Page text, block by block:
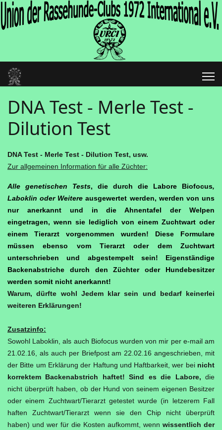
DNA Test - Merle Test -
Dilution Test
DNA Test - Merle Test - Dilution Test, usw.
Zur allgemeinen Information für alle Züchter:
Alle genetischen Tests, die durch die Labore Biofocus,
Laboklin oder Weitere ausgewertet werden, werden von uns
nur anerkannt und in die Ahnentafel der Welpen
eingetragen, wenn sie lediglich von einem Zuchtwart oder
einem Tierarzt vorgenommen wurden! Diese Formulare
müssen ebenso vom Tierarzt oder dem Zuchtwart
unterschrieben und abgestempelt sein! Eigenständige
Backenabstriche durch den Züchter oder Hundebesitzer
werden somit nicht anerkannt!
Warum, dürfte wohl Jedem klar sein und bedarf keinerlei
weiteren Erklärungen!
Zusatzinfo:
Sowohl Laboklin, als auch Biofocus wurden von mir per e-mail am
21.02.16, als auch per Briefpost am 22.02.16 angeschrieben, mit
der Bitte um Erklärung der Haftung und Haftbarkeit, wer bei nicht
korrektem Backenabstrich haftet! Sind es die Labore, die
nicht überprüft haben, ob der Hund von seinem eigenen Besitzer
oder einem Zuchtwart/Tierarzt getestet wurde (in letzerem Fall
haften Zuchtwart/Tierarzt wenn sie den Chip nicht überprüft
haben) und wer für die Kosten aufkommt, wenn wissentlich der